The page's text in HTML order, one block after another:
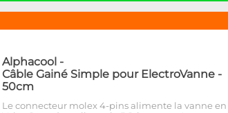
Alphacool -
Câble Gainé Simple pour ElectroVanne -
50cm
Le connecteur molex 4-pins alimente la vanne en